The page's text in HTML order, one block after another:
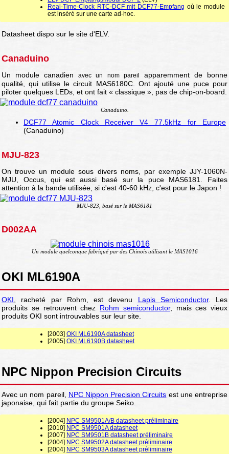
Real-Time-Clock RTC-DCF mit DCF77-Empfang où le module
est inséré sur une carte ad-hoc.
Datasheet dispo sur le site d'ELV.
Canaduino
Un module canadienavec un nom pareil
apparemment de bonne
qualité, qui utilise le circuit MAS6180C. Ont ajouté une puce pour
piloter quelques LEDs, et ont fait « classique », pas de chip-on-board.
Canaduino.
DCF77 Atomic Clock Receiver V4 77.5kHz for Europe
(Canaduino)
MJU-823
On trouve un module sous divers noms, par exemple JJY-1060N-
MJU, Occus, qui est aussi basé sur la puce MAS6181. Faites
attention à la bande utilisée, si c'est 40-60 kHz, c'est pour le Japon !
MJU-823, basé sur le MAS6181
D002AA
Un module quelconque fabriqué par des Chinois utilisant le MAS1016
OKI ML6190A
OKI , racheté par Rohm, est devenu Lapis Semiconductor. Les
produits se retrouvent chez Rohm semiconductor, mais ces vieux
produits OKI sont introuvables sur leur site.
[2003] OKI ML6190A datasheet
[2005] OKI ML6190B datasheet
NPC Nippon Precision Circuits
Avec un nom pareil, NPC Nippon Precision Circuits est une entreprise
japonaise, qui fait partie du groupe Seiko.
[2004] NPC SM9501A/B datasheet préliminaire
[2010] NPC SM9501A datasheet
[2007] NPC SM9501B datasheet préliminaire
[2004] NPC SM9502A datasheet préliminaire
[2004] NPC SM9503A datasheet préliminaire